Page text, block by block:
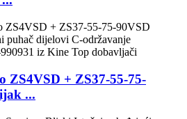
ZS4VSD + ZS37-55-75-
...